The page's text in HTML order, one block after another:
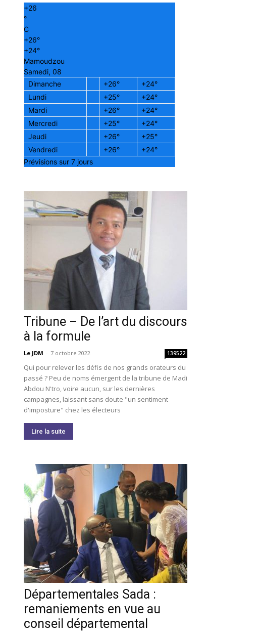
+26
°
C
+26°
+24°
Mamoudzou
Samedi, 08
Dimanche
+26° +24°
Lundi
+25° +24°
Mardi
+26° +24°
Mercredi
+25° +24°
Jeudi
+26° +25°
Vendredi
+26° +24°
Prévisions sur 7 jours
Tribune – De l’art du discours
à la formule
Le JDM - 7 octobre 2022 139522
Qui pour relever les défis de nos grands orateurs du
passé ? Peu de noms émergent de la tribune de Madi
Abdou N'tro, voire aucun, sur les dernières
campagnes, laissant sans doute "un sentiment
d'imposture" chez les électeurs
Lire la suite
Départementales Sada :
remaniements en vue au
conseil départemental